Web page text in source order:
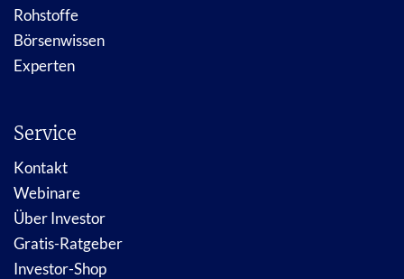
Rohstoffe
Börsenwissen
Experten
Service
Kontakt
Webinare
Über Investor
Gratis-Ratgeber
Investor-Shop